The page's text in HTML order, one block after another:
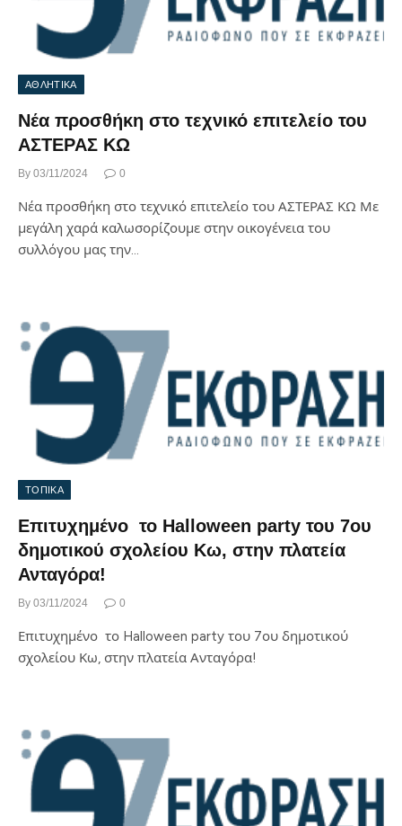
ΑΘΛΗΤΙΚΑ
Νέα προσθήκη στο τεχνικό επιτελείο του
ΑΣΤΕΡΑΣ ΚΩ
By 03/11/2024 0
Νέα προσθήκη στο τεχνικό επιτελείο του ΑΣΤΕΡΑΣ ΚΩ Με
μεγάλη χαρά καλωσορίζουμε στην οικογένεια του
συλλόγου μας την…
ΤΟΠΙΚΑ
Επιτυχημένο το Halloween party του 7ου
δημοτικού σχολείου Κω, στην πλατεία
Ανταγόρα!
By 03/11/2024 0
Επιτυχημένο το Halloween party του 7ου δημοτικού
σχολείου Κω, στην πλατεία Ανταγόρα!